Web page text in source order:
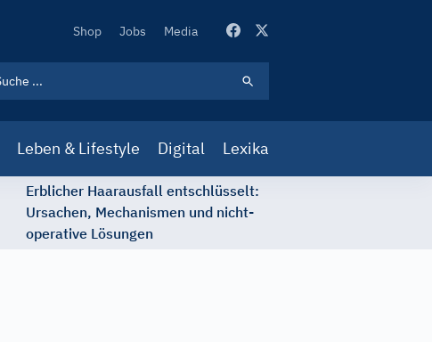
Secondary
Shop Jobs Media
Leben & Lifestyle Digital Lexika
Erblicher Haarausfall entschlüsselt:
Ursachen, Mechanismen und nicht-
operative Lösungen